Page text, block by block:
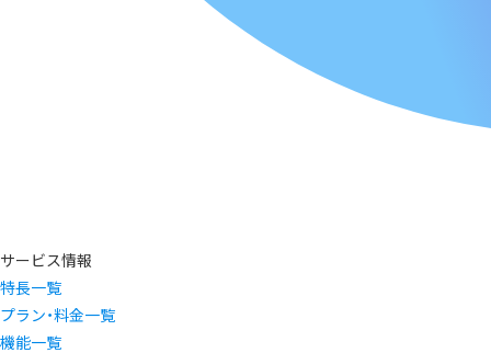
サービス情報
特長一覧
プラン・料金一覧
機能一覧